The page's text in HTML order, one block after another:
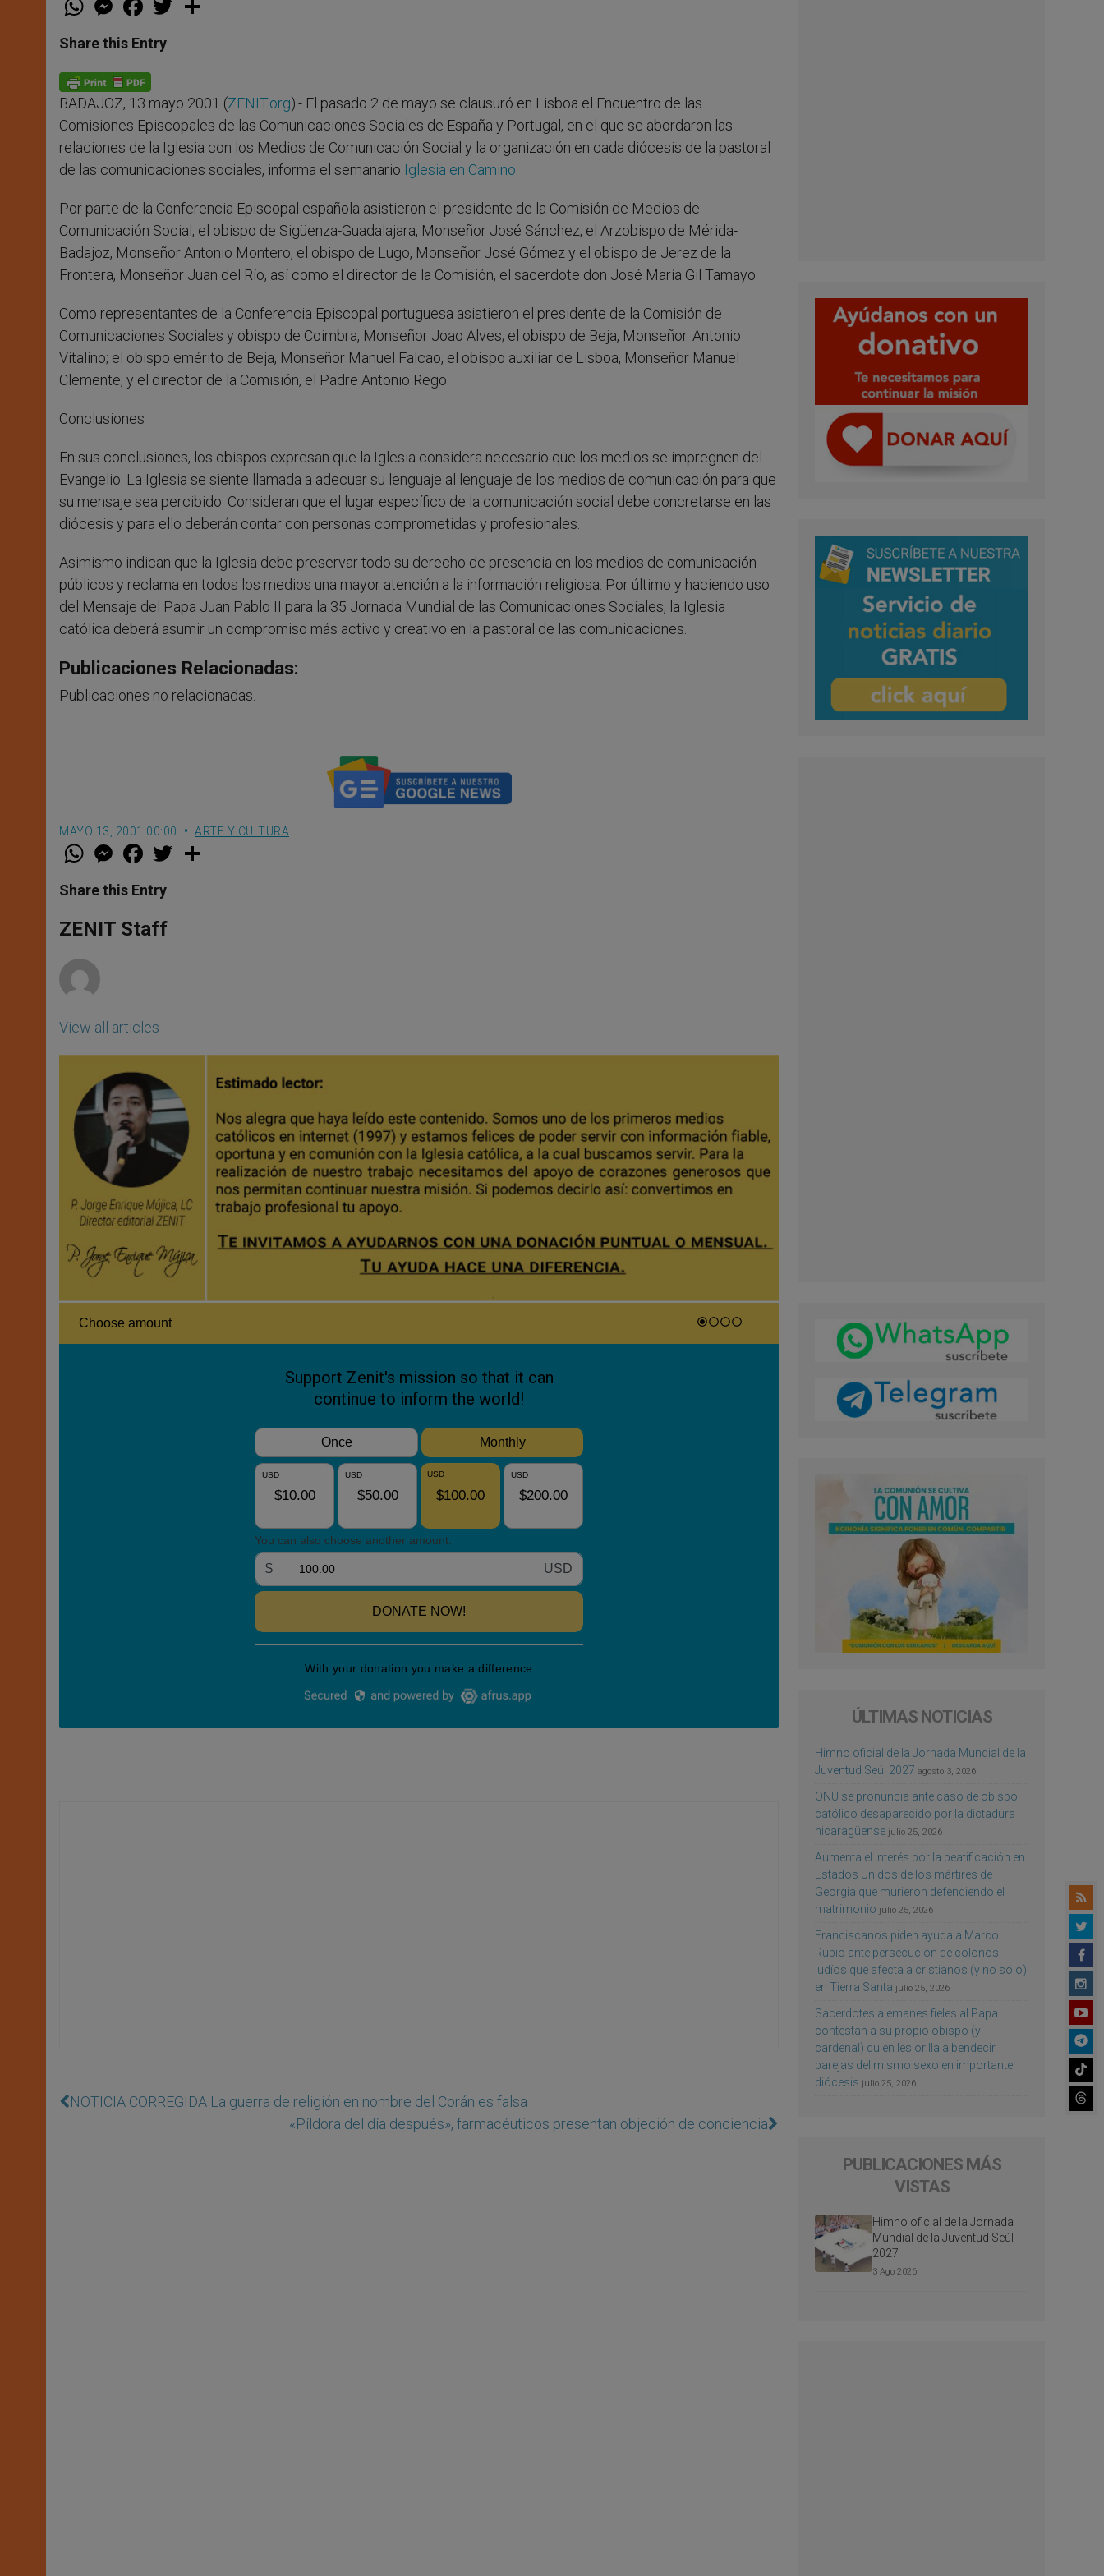
t
s
p
p
e
s
e
g
e
r
a
e
b
o
k
w
Share this Entry
BADAJOZ, 13 mayo 2001 (ZENIT.org).- El pasado 2 de mayo se clausuró en Lisboa el Encuentro de las
Comisiones Episcopales de las Comunicaciones Sociales de España y Portugal, en el que se abordaron las
relaciones de la Iglesia con los Medios de Comunicación Social y la organización en cada diócesis de la pastoral
de las comunicaciones sociales, informa el semanario Iglesia en Camino.
Por parte de la Conferencia Episcopal española asistieron el presidente de la Comisión de Medios de
Comunicación Social, el obispo de Sigüenza-Guadalajara, Monseñor José Sánchez, el Arzobispo de Mérida-
Badajoz, Monseñor Antonio Montero, el obispo de Lugo, Monseñor José Gómez y el obispo de Jerez de la
Frontera, Monseñor Juan del Río, así como el director de la Comisión, el sacerdote don José María Gil Tamayo.
Como representantes de la Conferencia Episcopal portuguesa asistieron el presidente de la Comisión de
Comunicaciones Sociales y obispo de Coimbra, Monseñor Joao Alves; el obispo de Beja, Monseñor. Antonio
Vitalino; el obispo emérito de Beja, Monseñor Manuel Falcao, el obispo auxiliar de Lisboa, Monseñor Manuel
Clemente, y el director de la Comisión, el Padre Antonio Rego.
Conclusiones
En sus conclusiones, los obispos expresan que la Iglesia considera necesario que los medios se impregnen del
Evangelio. La Iglesia se siente llamada a adecuar su lenguaje al lenguaje de los medios de comunicación para que
su mensaje sea percibido. Consideran que el lugar específico de la comunicación social debe concretarse en las
diócesis y para ello deberán contar con personas comprometidas y profesionales.
Asimismo indican que la Iglesia debe preservar todo su derecho de presencia en los medios de comunicación
públicos y reclama en todos los medios una mayor atención a la información religiosa. Por último y haciendo uso
del Mensaje del Papa Juan Pablo II para la 35 Jornada Mundial de las Comunicaciones Sociales, la Iglesia
católica deberá asumir un compromiso más activo y creativo en la pastoral de las comunicaciones.
Publicaciones Relacionadas:
Publicaciones no relacionadas.
MAYO 13, 2001 00:00 ARTE Y CULTURA
W
t
s
p
p
M
e
s
e
g
e
F
a
e
b
o
k
w
Share this Entry
ZENIT Staff
View all articles
NOTICIA CORREGIDA La guerra de religión en nombre del Corán es falsa
«Píldora del día después», farmacéuticos presentan objeción de conciencia
ÚLTIMAS NOTICIAS
Himno oficial de la Jornada Mundial de la
Juventud Seúl 2027 agosto 3, 2026
ONU se pronuncia ante caso de obispo
católico desaparecido por la dictadura
nicaragüense julio 25, 2026
Aumenta el interés por la beatificación en
Estados Unidos de los mártires de
Georgia que murieron defendiendo el
matrimonio julio 25, 2026
Franciscanos piden ayuda a Marco
Rubio ante persecución de colonos
judíos que afecta a cristianos (y no sólo)
en Tierra Santa julio 25, 2026
Sacerdotes alemanes fieles al Papa
contestan a su propio obispo (y
cardenal) quien les orilla a bendecir
parejas del mismo sexo en importante
diócesis julio 25, 2026
PUBLICACIONES MÁS
VISTAS
Himno oficial de la Jornada
Mundial de la Juventud Seúl
2027
3 Ago 2026